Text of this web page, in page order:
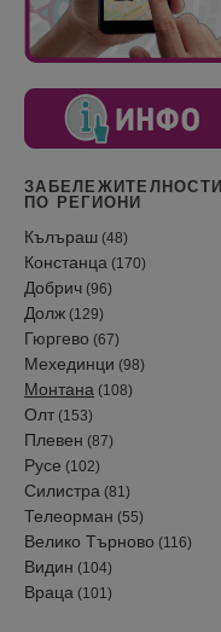
ЗАБЕЛЕЖИТЕЛНОСТИ
ПО РЕГИОНИ
Кълъраш (48)
Констанца (170)
Добрич (96)
Долж (129)
Гюргево (67)
Мехединци (98)
Монтана (108)
Олт (153)
Плевен (87)
Русе (102)
Силистра (81)
Телеорман (55)
Велико Търново (116)
Видин (104)
Враца (101)